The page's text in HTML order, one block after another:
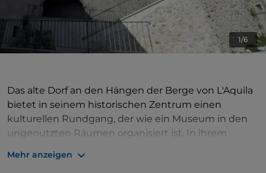
1/6
Das alte Dorf an den Hängen der Berge von L'Aquila
bietet in seinem historischen Zentrum einen
kulturellen Rundgang, der wie ein Museum in den
ungenutzten Räumen organisiert ist. In ihrem
Alltagsgegenständen nachgebildet, die von den
Mehr anzeigen